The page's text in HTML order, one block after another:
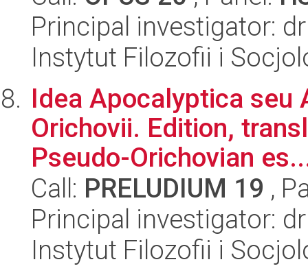
Principal investigator:
Instytut Filozofii i
Idea Apocalyptica seu
Orichovii. Edition,
Pseudo-Orichovian
Call: PRELUDIUM 19 ,
Principal investigator:
Instytut Filozofii i